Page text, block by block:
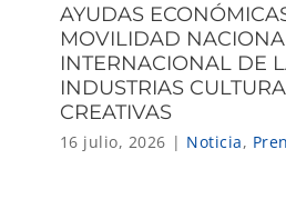
AYUDAS
MOVILIDAD
INTERNACIONAL DE
INDUSTRIAS
CREATIVAS
16 julio, 2026 | Noticia,